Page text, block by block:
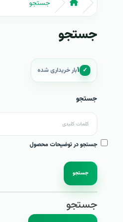
جستجو
جستجو
✓ ۱بار خریداری شده
جستجو
جستجو در توضیحات محصول
جستجو
جستجو